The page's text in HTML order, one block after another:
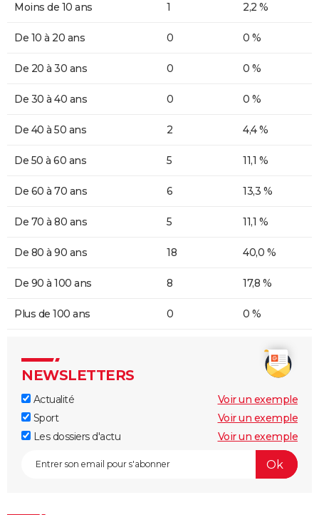
Moins de 10 ans 1 2,2 %
De 10 à 20 ans 0 0 %
De 20 à 30 ans 0 0 %
De 30 à 40 ans 0 0 %
De 40 à 50 ans 2 4,4 %
De 50 à 60 ans 5 11,1 %
De 60 à 70 ans 6 13,3 %
De 70 à 80 ans 5 11,1 %
De 80 à 90 ans 18 40,0 %
De 90 à 100 ans 8 17,8 %
Plus de 100 ans 0 0 %
NEWSLETTERS
Actualité
Voir un exemple
Sport
Voir un exemple
Les dossiers d'actu
Voir un exemple